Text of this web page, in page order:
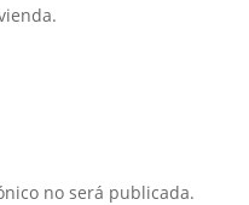
no será publicada.